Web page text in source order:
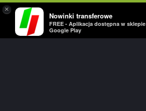
×
Nowinki transferowe
FREE - Aplikacja dostępna w sklepie
Google Play